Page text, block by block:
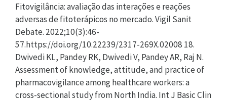
Fitovigilância: avaliação das interações e reações
adversas de fitoterápicos no mercado. Vigil Sanit
Debate. 2022;10(3):46-
57.https://doi.org/10.22239/2317-269X.02008 18.
Dwivedi KL, Pandey RK, Dwivedi V, Pandey AR, Raj N.
Assessment of knowledge, attitude, and practice of
pharmacovigilance among healthcare workers: a
cross-sectional study from North India. Int J Basic Clin